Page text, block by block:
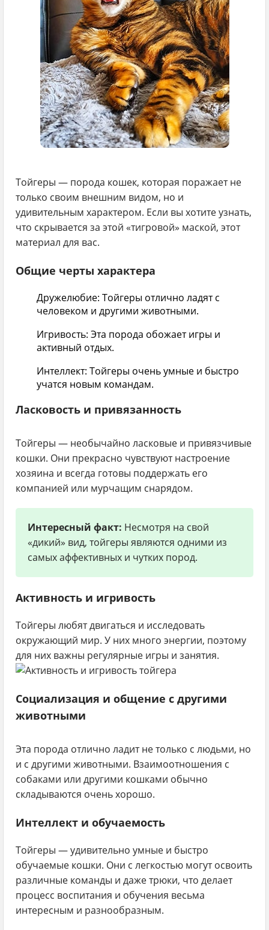
Тойгеры — порода кошек, которая поражает не
только своим внешним видом, но и
удивительным характером. Если вы хотите узнать,
что скрывается за этой «тигровой» маской, этот
материал для вас.
Общие черты характера
Дружелюбие: Тойгеры отлично ладят с
человеком и другими животными.
Игривость: Эта порода обожает игры и
активный отдых.
Интеллект: Тойгеры очень умные и быстро
учатся новым командам.
Ласковость и привязанность
Тойгеры — необычайно ласковые и привязчивые
кошки. Они прекрасно чувствуют настроение
хозяина и всегда готовы поддержать его
компанией или мурчащим снарядом.
Интересный факт: Несмотря на свой
«дикий» вид, тойгеры являются одними из
самых аффективных и чутких пород.
Активность и игривость
Тойгеры любят двигаться и исследовать
окружающий мир. У них много энергии, поэтому
для них важны регулярные игры и занятия.
Социализация и общение с другими
животными
Эта порода отлично ладит не только с людьми, но
и с другими животными. Взаимоотношения с
собаками или другими кошками обычно
складываются очень хорошо.
Интеллект и обучаемость
Тойгеры — удивительно умные и быстро
обучаемые кошки. Они с легкостью могут освоить
различные команды и даже трюки, что делает
процесс воспитания и обучения весьма
интересным и разнообразным.